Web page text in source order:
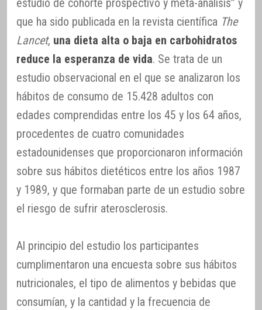
estudio de cohorte prospectivo y meta-análisis” y
que ha sido publicada en la revista científica The
Lancet, una dieta alta o baja en carbohidratos
reduce la esperanza de vida. Se trata de un
estudio observacional en el que se analizaron los
hábitos de consumo de 15.428 adultos con
edades comprendidas entre los 45 y los 64 años,
procedentes de cuatro comunidades
estadounidenses que proporcionaron información
sobre sus hábitos dietéticos entre los años 1987
y 1989, y que formaban parte de un estudio sobre
el riesgo de sufrir aterosclerosis.
Al principio del estudio los participantes
cumplimentaron una encuesta sobre sus hábitos
nutricionales, el tipo de alimentos y bebidas que
consumían, y la cantidad y la frecuencia de